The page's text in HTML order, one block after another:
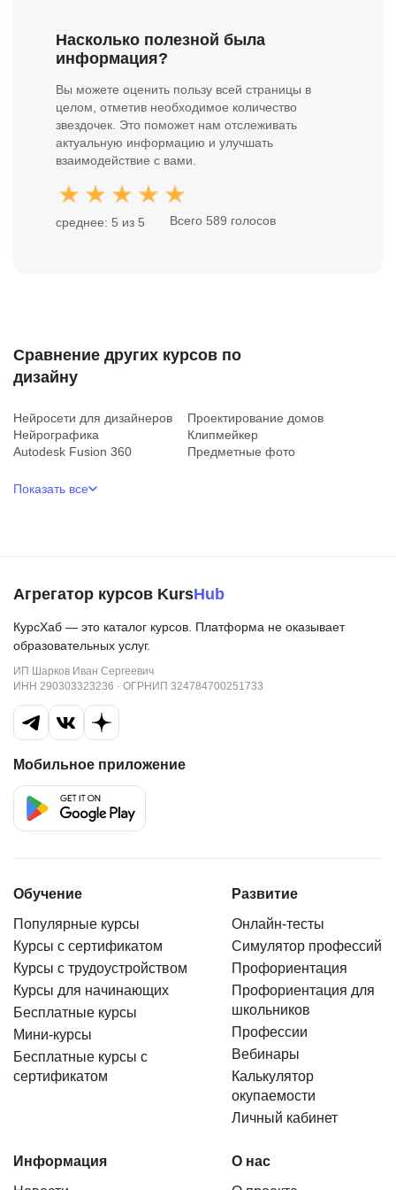
обратной связи;
сравните, какие результаты обучения показывает
есть ли итоговый проект или набор практических
кейсов;
насколько свежими выглядят материалы и примеры
в программе;
что пишут ученики о понятности объяснений и
пользе практики.
Насколько полезной была
информация?
Вы можете оценить пользу всей страницы в
целом, отметив необходимое количество
звездочек. Это поможет нам отслеживать
актуальную информацию и улучшать
взаимодействие с вами.
среднее: 5 из 5 Всего 589 голосов
Сравнение других курсов по
дизайну
Нейросети для дизайнеров
Проектирование домов
Нейрографика
Клипмейкер
Autodesk Fusion 360
Предметные фото
Показать все
Агрегатор курсов KursHub
КурсХаб — это каталог курсов. Платформа не оказывает
образовательных услуг.
ИП Шарков Иван Сергеевич
ИНН 290303323236 · ОГРНИП 324784700251733
Мобильное приложение
Обучение
Популярные курсы
Курсы с сертификатом
Курсы с трудоустройством
Курсы для начинающих
Бесплатные курсы
Мини-курсы
Бесплатные курсы с
сертификатом
Развитие
Онлайн-тесты
Симулятор профессий
Профориентация
Профориентация для
школьников
Профессии
Вебинары
Калькулятор
окупаемости
Личный кабинет
Информация
О нас